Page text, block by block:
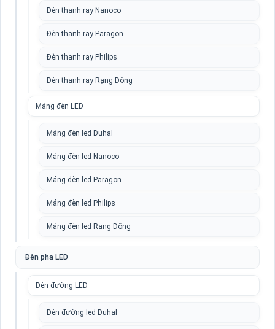
Đèn thanh ray Nanoco
Đèn thanh ray Paragon
Đèn thanh ray Philips
Đèn thanh ray Rạng Đông
Máng đèn LED
Máng đèn led Duhal
Máng đèn led Nanoco
Máng đèn led Paragon
Máng đèn led Philips
Máng đèn led Rạng Đông
Đèn pha LED
Đèn đường LED
Đèn đường led Duhal